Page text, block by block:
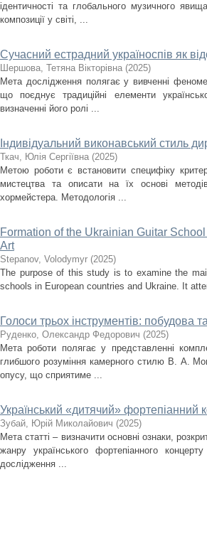
ідентичності та глобального музичного
композиції у світі, ...
Сучасний естрадний україноспів як
Шершова, Тетяна Вікторівна (2025)
Мета дослідження полягає у вивченні
що поєднує традиційні елементи
визначенні його ролі ...
Індивідуальний виконавський стиль
Ткач, Юлія Сергіївна (2025)
Метою роботи є встановити специфіку
мистецтва та описати на їх основі
хормейстера. Методологія ...
Formation of the Ukrainian Guitar
Art
Stepanov, Volodymyr (2025)
The purpose of this study is to examine the
schools in European countries and Ukraine. It
Голоси трьох інструментів: побудова
Руденко, Олександр Федорович (2025)
Мета роботи полягає у представленні
глибшого розуміння камерного стилю В. А.
опусу, що сприятиме ...
Український «дитячий» фортепіанний
Зубай, Юрій Миколайович (2025)
Мета статті – визначити основні ознаки,
жанру українського фортепіанного
дослідження ...